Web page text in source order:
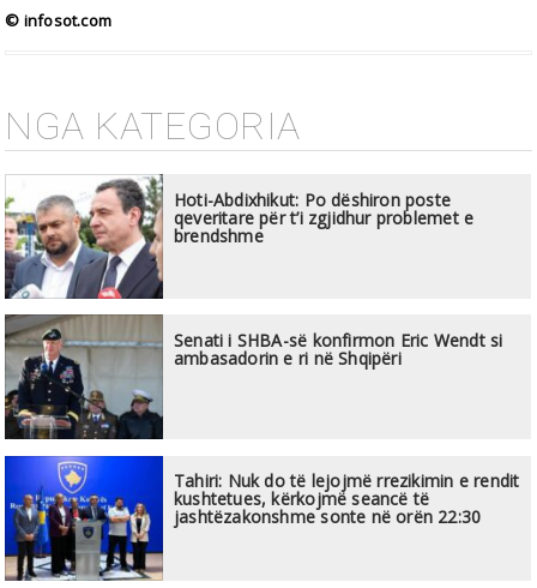
© infosot.com
NGA KATEGORIA
Hoti-Abdixhikut: Po dëshiron poste
qeveritare për t’i zgjidhur problemet e
brendshme
Senati i SHBA-së konfirmon Eric Wendt si
ambasadorin e ri në Shqipëri
Tahiri: Nuk do të lejojmë rrezikimin e rendit
kushtetues, kërkojmë seancë të
jashtëzakonshme sonte në orën 22:30